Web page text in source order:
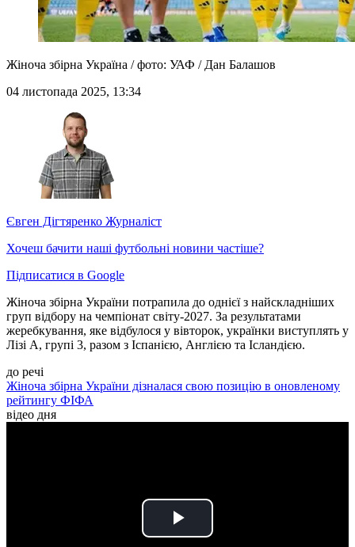
Жіноча збірна Україна / фото: УАФ / Дан Балашов
04 листопада 2025, 13:34
Євген Дігтяренко Журналіст
Хочеш бачити наші футбольні новини частіше?
Підписатися в Google
Жіноча збірна України потрапила до однієї з найскладніших
груп відбору на чемпіонат світу-2027. За результатами
жеребкування, яке відбулося у вівторок, українки виступлять у
Лізі A, групі 3, разом з Іспанією, Англією та Ісландією.
до речі
Жіноча збірна України дізналася свою позицію в оновленому
рейтингу ФІФА
відео дня
Play